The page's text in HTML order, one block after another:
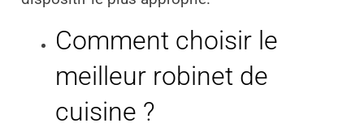
Comment choisir le
meilleur robinet de
cuisine ?